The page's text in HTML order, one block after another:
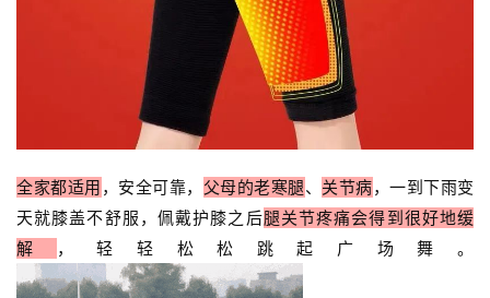
全家都适用 ，安全可靠， 父母的老寒腿、 关节病，一到下雨变
天就膝盖不舒服，佩戴护膝之后腿关节疼痛会得到很好地缓
解
，轻轻松松跳起广场舞。